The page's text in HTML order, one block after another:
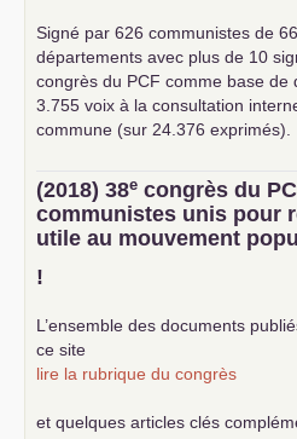
Signé par 626 communistes de
départements avec plus de 10
congrès du PCF comme base de
3.755 voix à la consultation
commune (sur 24.376 exprimés).
(2018) 38e congrès du
communistes unis pour
utile au mouvement
!
L’ensemble des documents
ce site
lire la rubrique du congrès
et quelques articles clés